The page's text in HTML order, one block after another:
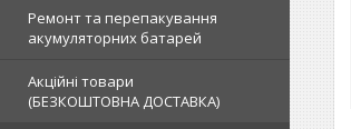
Ремонт та перепакування
акумуляторних батарей
Акційні товари
(БЕЗКОШТОВНА ДОСТАВКА)